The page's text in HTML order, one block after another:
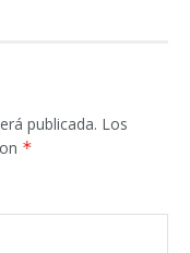
publicada. Los
*